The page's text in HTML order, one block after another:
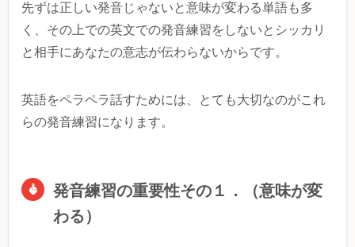
先ずは正しい発音じゃないと意味が変わる単語も多
く、その上での英文での発音練習をしないとシッカリ
と相手にあなたの意志が伝わらないからです。
英語をペラペラ話すためには、とても大切なのがこれ
らの発音練習になります。
発音練習の重要性その１．（意味が変
わる）